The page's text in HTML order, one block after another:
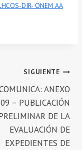
DIR- ONEM AA
SIGUIENTE
ANEXO
09 – PUBLICACIÓN
DE LA
EVALUACIÓN DE
EXPEDIENTES DE